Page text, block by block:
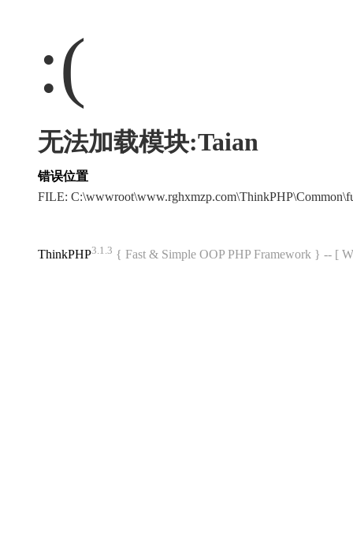
:(
无法加载模块:Taian
错误位置
FILE:
ThinkPHP3.1.3 { Fast & Simple OOP PHP Framework } -- [